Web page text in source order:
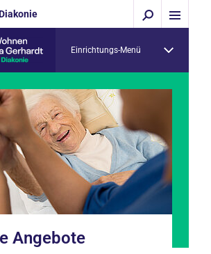
Einrichtungs-Menü
Angebote